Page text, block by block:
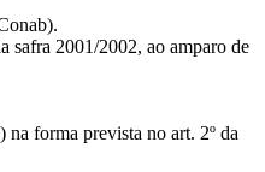
safra 2001/2002, ao amparo de
forma prevista no art. 2º da